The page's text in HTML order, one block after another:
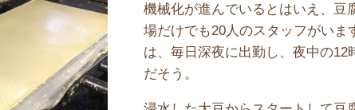
機械化が進んでいるとはいえ、豆
場だけでも20人のスタッフがいま
は、毎日深夜に出勤し、夜中の12
だそう。